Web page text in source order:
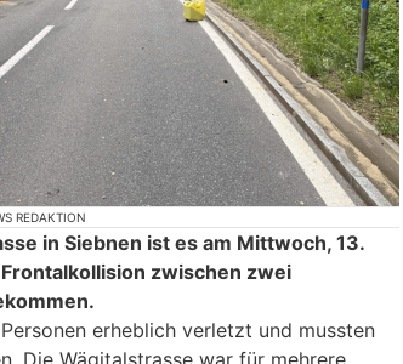
REDAKTION
in Siebnen ist es am Mittwoch, 13.
zwischen zwei
erheblich verletzt und mussten
Die Wägitalstrasse war für mehrere